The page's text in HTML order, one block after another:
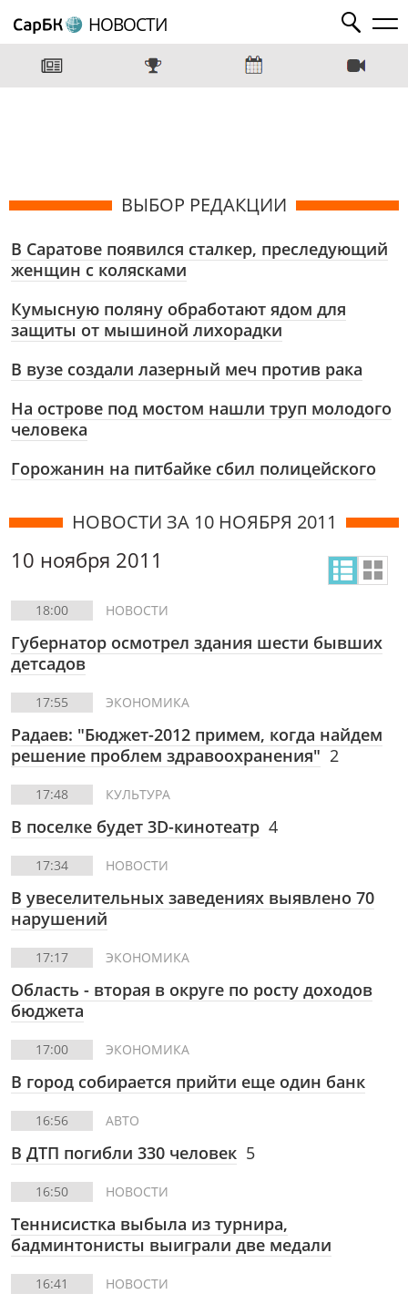
НОВОСТИ
ВЫБОР РЕДАКЦИИ
В Саратове появился сталкер, преследующий
женщин с колясками
Кумысную поляну обработают ядом для
защиты от мышиной лихорадки
В вузе создали лазерный меч против рака
На острове под мостом нашли труп молодого
человека
Горожанин на питбайке сбил полицейского
НОВОСТИ ЗА 10 НОЯБРЯ 2011
10 ноября 2011
18:00 НОВОСТИ
Губернатор осмотрел здания шести бывших
детсадов
17:55 ЭКОНОМИКА
Радаев: "Бюджет-2012 примем, когда найдем
решение проблем здравоохранения" 2
17:48 КУЛЬТУРА
В поселке будет 3D-кинотеатр 4
17:34 НОВОСТИ
В увеселительных заведениях выявлено 70
нарушений
17:17 ЭКОНОМИКА
Область - вторая в округе по росту доходов
бюджета
17:00 ЭКОНОМИКА
В город собирается прийти еще один банк
16:56 АВТО
В ДТП погибли 330 человек 5
16:50 НОВОСТИ
Теннисистка выбыла из турнира,
бадминтонисты выиграли две медали
16:41 НОВОСТИ